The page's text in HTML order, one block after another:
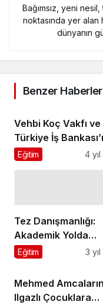
Bağımsız, yeni
noktasında yer
dünyanın
Benzer Haberler
Vehbi Koç Vakfı ve
Türkiye İş
Etki Girişimciliği
Eğitim 4
Tez Danışmanlığı:
Akademik Yolda
Rehberlik
Eğitim 3
Mehmed
Ilgazlı Çocuklara